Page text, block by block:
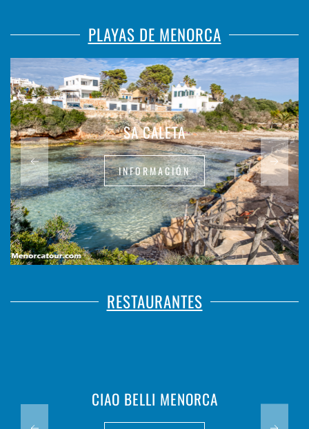
PLAYAS DE MENORCA
SA CALETA
INFORMACIÓN
RESTAURANTES
CIAO BELLI MENORCA